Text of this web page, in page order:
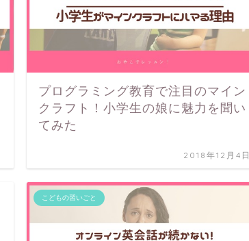
プログラミング教育で注目のマイン
クラフト！小学生の娘に魅力を聞い
てみた
2018年12月4日
こどもの習いごと